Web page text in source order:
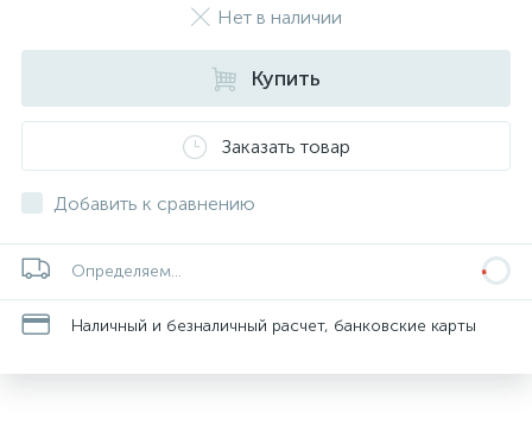
Нет в наличии
Купить
Заказать товар
Добавить к сравнению
Определяем...
Наличный и безналичный расчет, банковские карты